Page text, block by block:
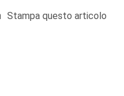
Stampa questo articolo